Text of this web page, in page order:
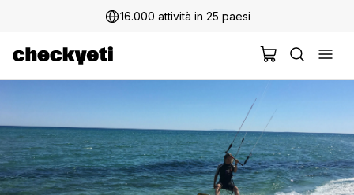
16.000 attività in 25 paesi